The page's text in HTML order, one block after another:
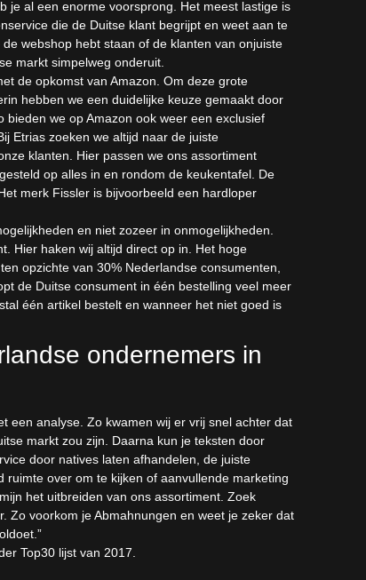
je al een enorme voorsprong. Het meest lastige is
die de Duitse klant begrijpt en weet aan te
webshop hebt staan of de klanten van onjuiste
markt simpelweg onderuit.
de opkomst van Amazon. Om deze grote
hebben we een duidelijke keuze gemaakt door
we op Amazon ook weer een exclusief
Etrias zoeken we altijd naar de juiste
klanten. Hier passen we ons assortiment
op alles in en rondom de keukentafel. De
merk Fissler is bijvoorbeeld een hardloper
en niet zozeer in onmogelijkheden.
Hier haken wij altijd direct op in. Het hoge
opzichte van 30% Nederlandse consumenten,
de Duitse consument in één bestelling veel meer
één artikel bestelt en wanneer het niet goed is
ondernemers in
een analyse. Zo kwamen wij er vrij snel achter dat
markt zou zijn. Daarna kun je teksten door
door natives laten afhandelen, de juiste
over om te kijken of aanvullende marketing
het uitbreiden van ons assortiment. Zoek
Zo voorkom je Abmahnungen en weet je zeker dat
Top30 lijst van 2017.